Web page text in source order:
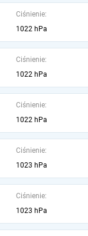
Ciśnienie:
1022 hPa
Ciśnienie:
1022 hPa
Ciśnienie:
1022 hPa
Ciśnienie:
1023 hPa
Ciśnienie:
1023 hPa